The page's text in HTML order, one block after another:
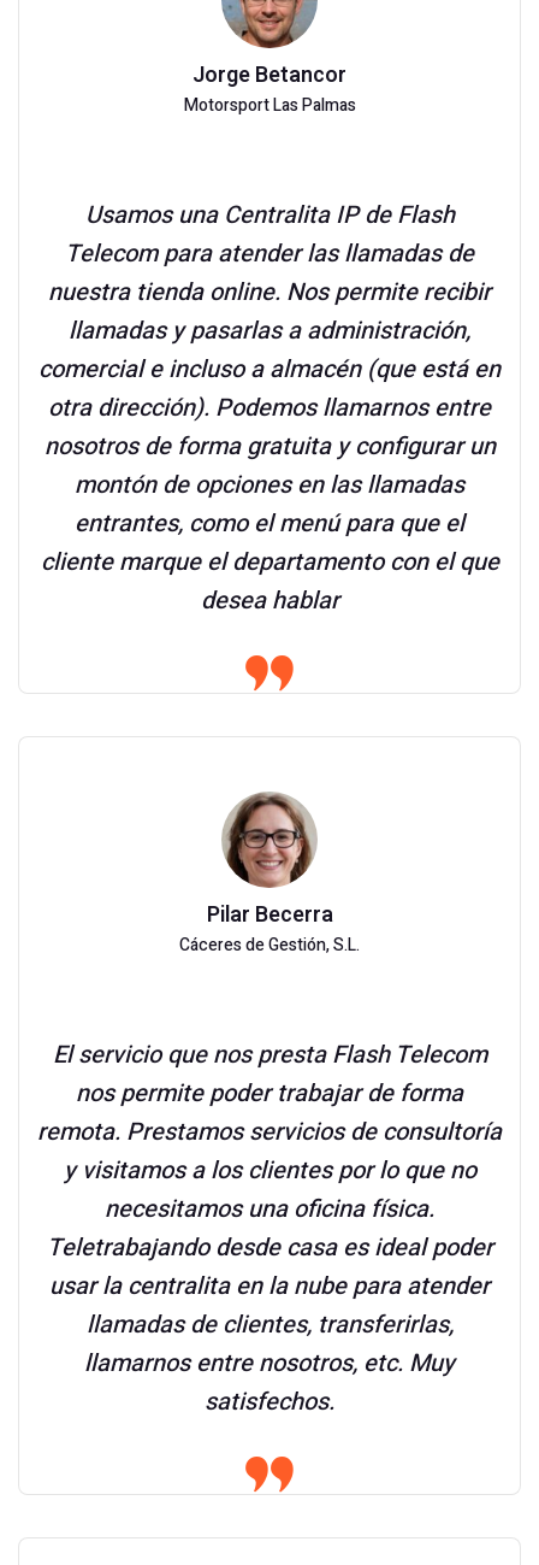
Jorge Betancor
Motorsport Las Palmas
Usamos una Centralita IP de Flash
Telecom para atender las llamadas de
nuestra tienda online. Nos permite recibir
llamadas y pasarlas a administración,
comercial e incluso a almacén (que está en
otra dirección). Podemos llamarnos entre
nosotros de forma gratuita y configurar un
montón de opciones en las llamadas
entrantes, como el menú para que el
cliente marque el departamento con el que
desea hablar
Pilar Becerra
Cáceres de Gestión, S.L.
El servicio que nos presta Flash Telecom
nos permite poder trabajar de forma
remota. Prestamos servicios de consultoría
y visitamos a los clientes por lo que no
necesitamos una oficina física.
Teletrabajando desde casa es ideal poder
usar la centralita en la nube para atender
llamadas de clientes, transferirlas,
llamarnos entre nosotros, etc. Muy
satisfechos.